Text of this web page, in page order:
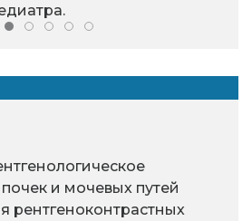
и мочевых путей
рентгеноконтрастных